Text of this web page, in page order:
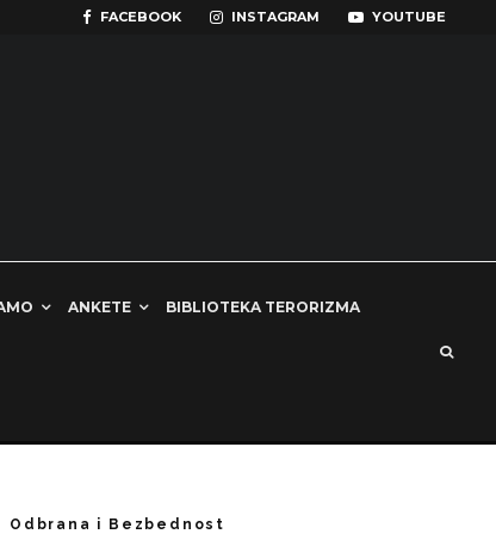
FACEBOOK INSTAGRAM YOUTUBE
ANKETE BIBLIOTEKA TERORIZMA
Odbrana i Bezbednost